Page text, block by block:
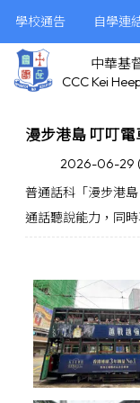
學校通告 自學連
中華基
CCC Kei
漫步港島 叮叮電
2026-06-29
普通話科「漫步港
通話聽說能力，同